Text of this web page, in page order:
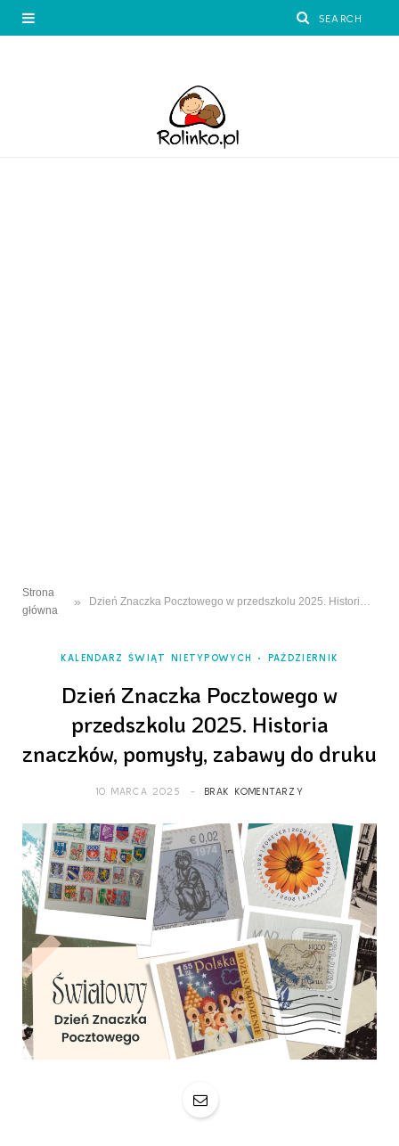
Strona
główna
» Dzień Znaczka Pocztowego w przedszkolu 2025. Historia znaczków, pomysły, zabawy do druku
KALENDARZ ŚWIĄT NIETYPOWYCH PAŹDZIERNIK
Dzień Znaczka Pocztowego w
przedszkolu 2025. Historia
znaczków, pomysły, zabawy do druku
10 MARCA 2025 BRAK KOMENTARZY